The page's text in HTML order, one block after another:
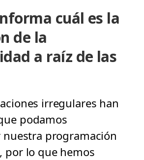
cuál es la
de la
a raíz de las
irregulares han
podamos
nuestra programación
por lo que hemos